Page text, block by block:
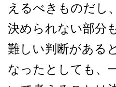
えるべきものだし
決められない部分
難しい判断がある
なったとしても、